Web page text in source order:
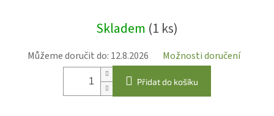
cena:
Skladem (1 ks)
Můžeme doručit do: 12.8.2026 Možnosti doručení
Přidat do košíku